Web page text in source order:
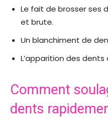
Le fait de brosser ses
et brute.
Un blanchiment de
L’apparition des dents
Comment
dents